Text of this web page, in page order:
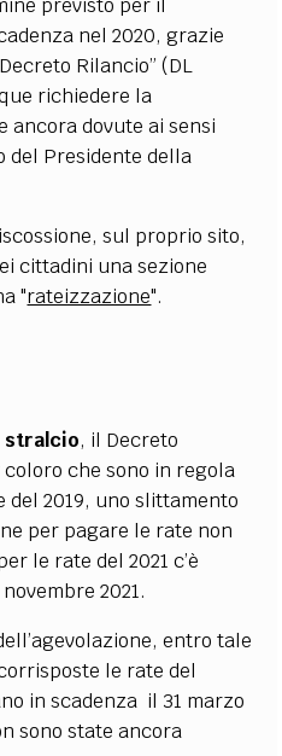
previsto per il
nel 2020, grazie
Rilancio” (DL
richiedere la
ancora dovute ai sensi
del Presidente della
sul proprio sito,
cittadini una sezione
"rateizzazione".
stralcio, il Decreto
che sono in regola
2019, uno slittamento
per pagare le rate non
le rate del 2021 c’è
2021.
entro tale
le rate del
in scadenza il 31 marzo
sono state ancora